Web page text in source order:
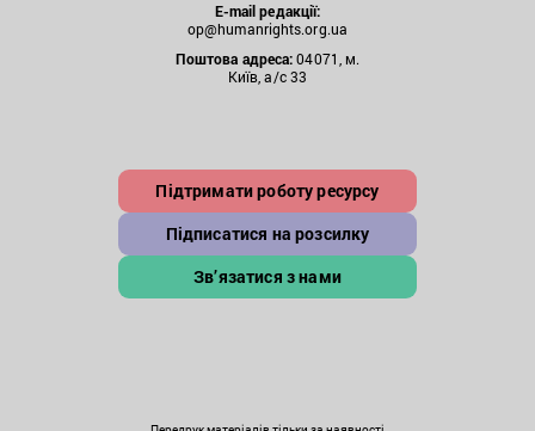
E-mail редакції:
op@humanrights.org.ua
Поштова адреса:04071, м.
Київ, а/с 33
Підтримати роботу ресурсу
Підписатися на розсилку
Зв’язатися з нами